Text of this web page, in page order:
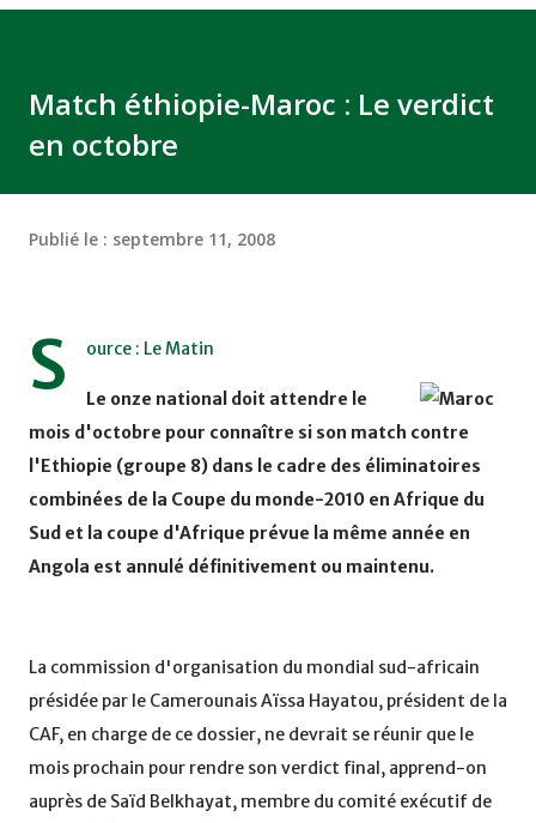
Match éthiopie-Maroc : Le verdict
en octobre
Publié le : septembre 11, 2008
S ource : Le Matin
Le onze national doit attendre le
mois d'octobre pour connaître si son match contre
l'Ethiopie (groupe 8) dans le cadre des éliminatoires
combinées de la Coupe du monde-2010 en Afrique du
Sud et la coupe d'Afrique prévue la même année en
Angola est annulé définitivement ou maintenu.
La commission d'organisation du mondial sud-africain
présidée par le Camerounais Aïssa Hayatou, président de la
CAF, en charge de ce dossier, ne devrait se réunir que le
mois prochain pour rendre son verdict final, apprend-on
auprès de Saïd Belkhayat, membre du comité exécutif de